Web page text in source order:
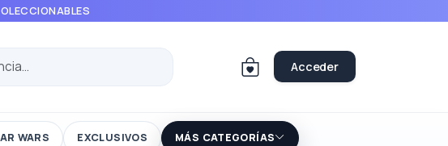
Acceder
WARS EXCLUSIVOS MÁS CATEGORÍAS